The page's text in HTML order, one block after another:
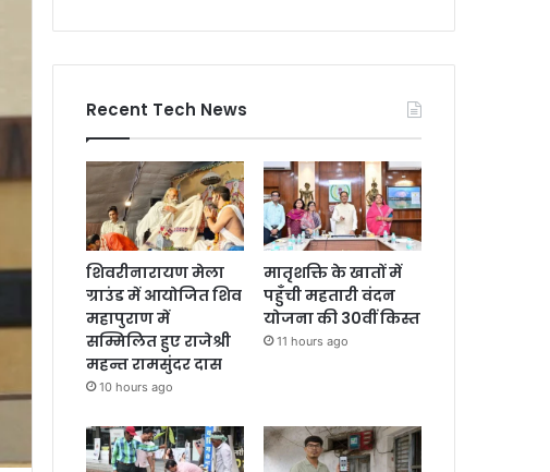
Recent Tech News
शिवरीनारायण मेला
ग्राउंड में आयोजित शिव
महापुराण में
सम्मिलित हुए राजेश्री
महन्त रामसुंदर दास
10 hours ago
मातृशक्ति के खातों में
पहुँची महतारी वंदन
योजना की 30वीं किस्त
11 hours ago